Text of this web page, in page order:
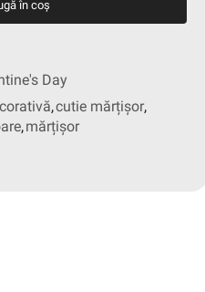
în coș
Day
,cutie mărțișor,
,mărțișor